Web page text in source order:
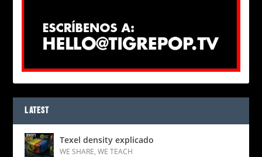
LATEST
Texel density explicado
WE SHARE,WE TEACH